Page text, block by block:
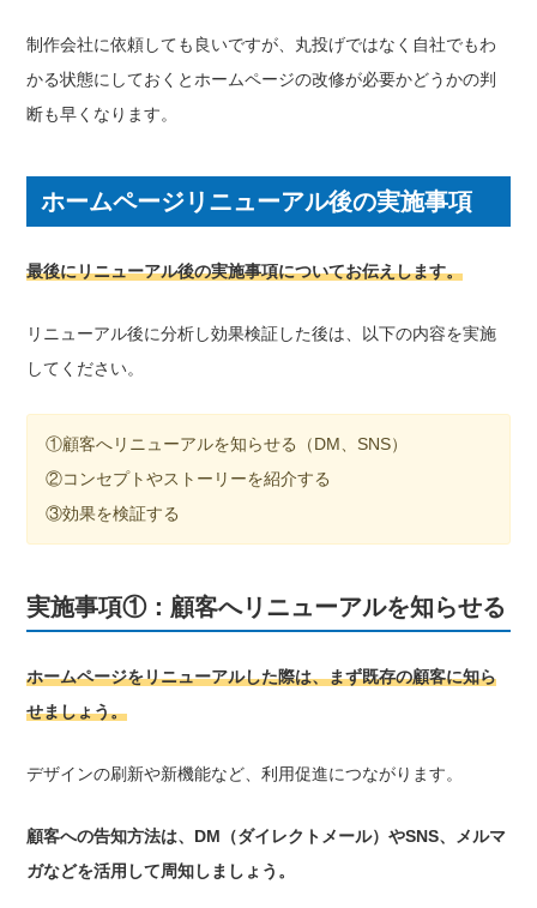
制作会社に依頼しても良いですが、丸投げではなく自社でもわ
かる状態にしておくとホームページの改修が必要かどうかの判
断も早くなります。
ホームページリニューアル後の実施事項
最後にリニューアル後の実施事項についてお伝えします。
リニューアル後に分析し効果検証した後は、以下の内容を実施
してください。
①顧客へリニューアルを知らせる（DM、SNS）
②コンセプトやストーリーを紹介する
③効果を検証する
実施事項①：顧客へリニューアルを知らせる
ホームページをリニューアルした際は、まず既存の顧客に知ら
せましょう。
デザインの刷新や新機能など、利用促進につながります。
顧客への告知方法は、DM（ダイレクトメール）やSNS、メルマ
ガなどを活用して周知しましょう。